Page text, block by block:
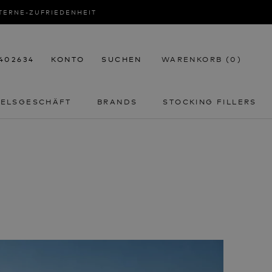
ZUFRIEDENHEIT
BRANDS
STOCKING FILLERS
KONTO SUCHEN WARENKORB (0 )